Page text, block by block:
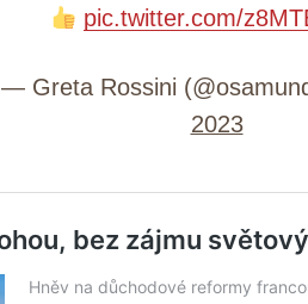
pic.twitter.com/
— Greta Rossini
2023